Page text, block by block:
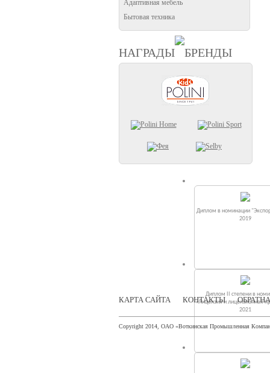
Адаптивная мебель
Бытовая техника
НАГРАДЫ БРЕНДЫ
Диплом в номинации
2019
Диплом II степени в
«Лицензия и лицензионная
2021
КАРТА САЙТА КОНТАКТЫ
Copyright 2014, ОАО «Воткинская Промышленная